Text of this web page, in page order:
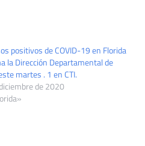
positivos de COVID-19 en Florida
la Dirección Departamental de
martes . 1 en CTI.
de 2020